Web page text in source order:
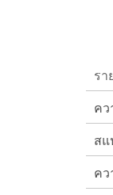
รา
คว
สแ
คว